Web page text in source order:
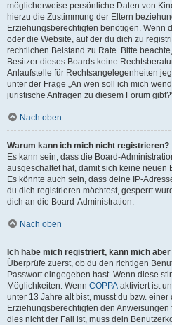
möglicherweise persönliche Daten von
hierzu die Zustimmung der Eltern
Erziehungsberechtigten benötigen. Wenn
oder die Website, auf der du dich zu
rechtlichen Beistand zu Rate. Bitte
Besitzer dieses Boards keine
Anlaufstelle für Rechtsangelegenheiten
unter der Frage „An wen soll ich mich
juristische Anfragen zu diesem Forum
Nach oben
Warum kann ich mich nicht registrieren?
Es kann sein, dass die Board-
ausgeschaltet hat, damit sich keine neuen
Es könnte auch sein, dass deine IP-
du dich registrieren möchtest, gesperrt
dich an die Board-Administration.
Nach oben
Ich habe mich registriert, kann mich
Überprüfe zuerst, ob du den richtigen
Passwort eingegeben hast. Wenn diese
Möglichkeiten. Wenn COPPA aktiviert ist
unter 13 Jahre alt bist, musst du bzw.
Erziehungsberechtigten den
dies nicht der Fall ist, muss dein